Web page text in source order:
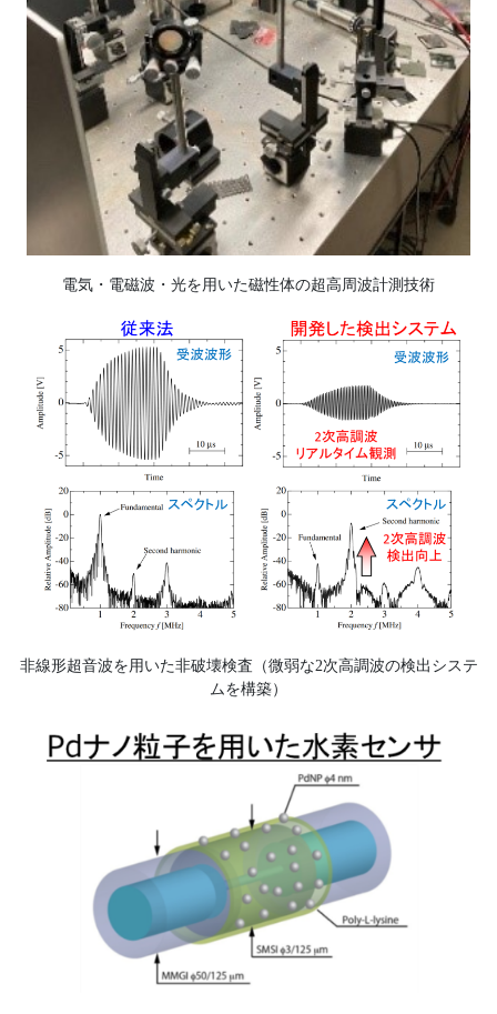
電気・電磁波・光を用いた磁性体の超高周波計測技術
非線形超音波を用いた非破壊検査（微弱な2次高調波の検出システ
ムを構築）